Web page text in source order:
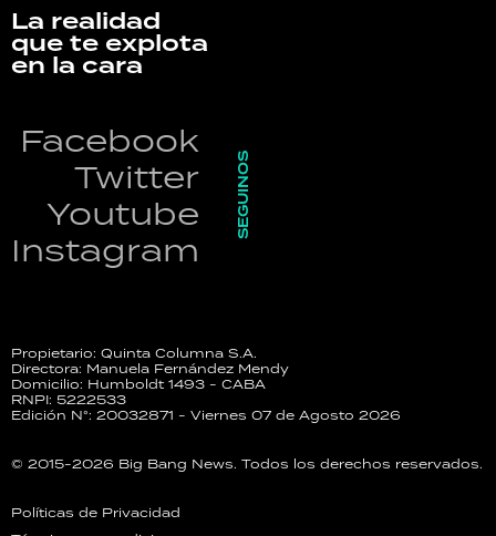
La realidad
que te explota
en la cara
Facebook
Twitter
Youtube
Instagram
SEGUINOS
Propietario: Quinta Columna S.A.
Directora: Manuela Fernández Mendy
Domicilio: Humboldt 1493 - CABA
RNPI: 5222533
Edición N°: 20032871 - Viernes 07 de Agosto 2026
© 2015-2026 Big Bang News. Todos los derechos reservados.
Políticas de Privacidad